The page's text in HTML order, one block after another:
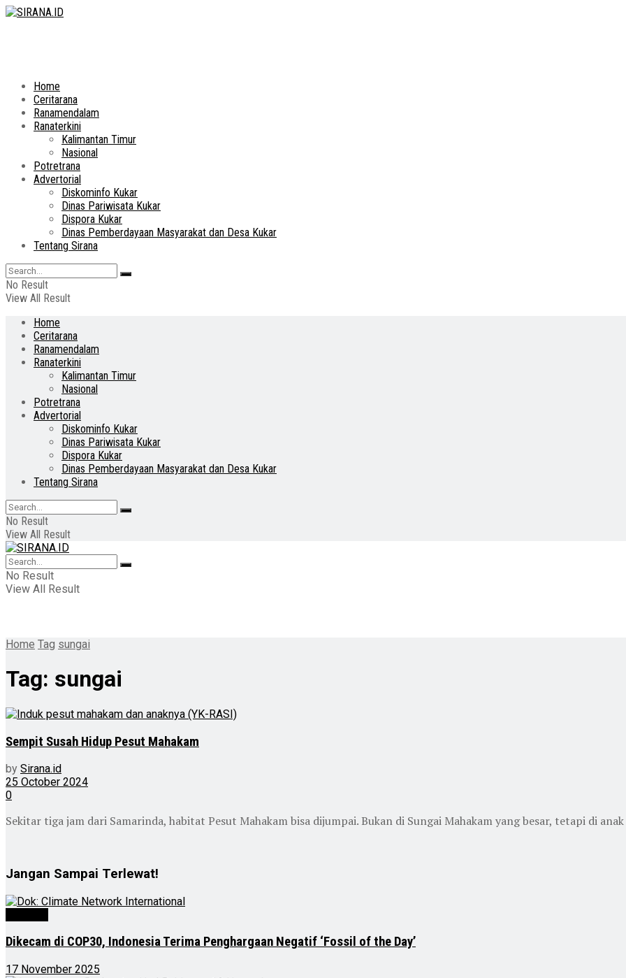
Home
Ceritarana
Ranamendalam
Ranaterkini
Kalimantan Timur
Nasional
Potretrana
Advertorial
Diskominfo Kukar
Dinas Pariwisata Kukar
Dispora Kukar
Dinas Pemberdayaan Masyarakat dan Desa Kukar
Tentang Sirana
No Result
View All Result
Home
Ceritarana
Ranamendalam
Ranaterkini
Kalimantan Timur
Nasional
Potretrana
Advertorial
Diskominfo Kukar
Dinas Pariwisata Kukar
Dispora Kukar
Dinas Pemberdayaan Masyarakat dan Desa Kukar
Tentang Sirana
No Result
View All Result
No Result
View All Result
Home Tag sungai
Tag: sungai
Sempit Susah Hidup Pesut Mahakam
by Sirana.id
25 October 2024
0
Sekitar tiga jam dari Samarinda, habitat Pesut Mahakam bisa dijumpai. Bukan di Sungai Mahakam yang besar, tetapi di anak
Jangan Sampai Terlewat!
Dikecam di COP30, Indonesia Terima Penghargaan Negatif ‘Fossil of the Day’
17 November 2025